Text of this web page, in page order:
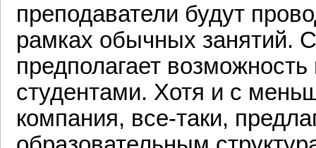
преподаватели будут
рамках обычных занятий.
предполагает
студентами. Хотя и с
компания, все-таки,